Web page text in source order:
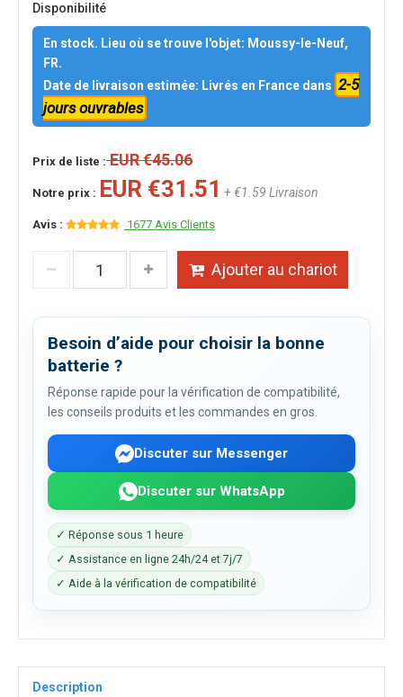
Disponibilité
En stock. Lieu où se trouve l'objet: Moussy-le-Neuf,
FR.
Date de livraison estimée: Livrés en France dans 2-5
jours ouvrables
Prix de liste :EUR €45.06
Notre prix : EUR €31.51 + €1.59 Livraison
Avis : 1677 Avis Clients
Ajouter au chariot
Besoin d’aide pour choisir la bonne
batterie ?
Réponse rapide pour la vérification de compatibilité,
les conseils produits et les commandes en gros.
Discuter sur Messenger
Discuter sur WhatsApp
✓ Réponse sous 1 heure
✓ Assistance en ligne 24h/24 et 7j/7
✓ Aide à la vérification de compatibilité
Description